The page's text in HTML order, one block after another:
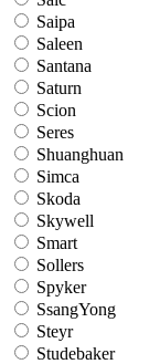
Saipa
Saleen
Santana
Saturn
Scion
Seres
Shuanghuan
Simca
Skoda
Skywell
Smart
Sollers
Spyker
SsangYong
Steyr
Studebaker